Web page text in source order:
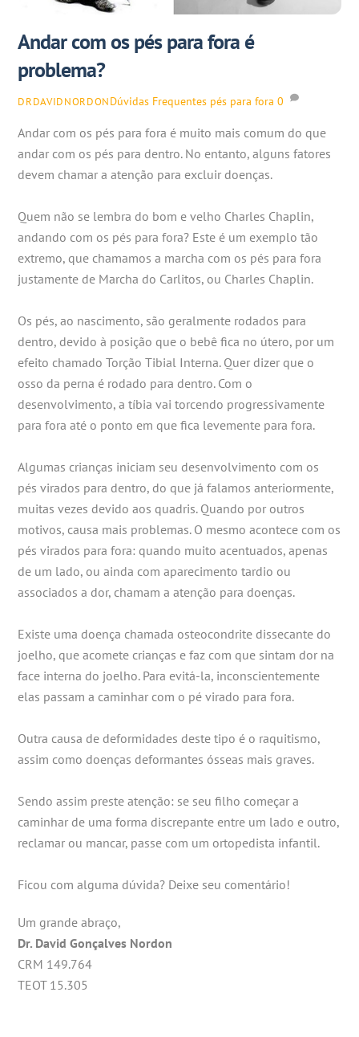
Andar com os pés para fora é
problema?
DRDAVIDNORDONDúvidas Frequentes pés para fora 0
Andar com os pés para fora é muito mais comum do que
andar com os pés para dentro. No entanto, alguns fatores
devem chamar a atenção para excluir doenças.
Quem não se lembra do bom e velho Charles Chaplin,
andando com os pés para fora? Este é um exemplo tão
extremo, que chamamos a marcha com os pés para fora
justamente de Marcha do Carlitos, ou Charles Chaplin.
Os pés, ao nascimento, são geralmente rodados para
dentro, devido à posição que o bebê fica no útero, por um
efeito chamado Torção Tibial Interna. Quer dizer que o
osso da perna é rodado para dentro. Com o
desenvolvimento, a tíbia vai torcendo progressivamente
para fora até o ponto em que fica levemente para fora.
Algumas crianças iniciam seu desenvolvimento com os
pés virados para dentro, do que já falamos anteriormente,
muitas vezes devido aos quadris. Quando por outros
motivos, causa mais problemas. O mesmo acontece com os
pés virados para fora: quando muito acentuados, apenas
de um lado, ou ainda com aparecimento tardio ou
associados a dor, chamam a atenção para doenças.
Existe uma doença chamada osteocondrite dissecante do
joelho, que acomete crianças e faz com que sintam dor na
face interna do joelho. Para evitá-la, inconscientemente
elas passam a caminhar com o pé virado para fora.
Outra causa de deformidades deste tipo é o raquitismo,
assim como doenças deformantes ósseas mais graves.
Sendo assim preste atenção: se seu filho começar a
caminhar de uma forma discrepante entre um lado e outro,
reclamar ou mancar, passe com um ortopedista infantil.
Ficou com alguma dúvida? Deixe seu comentário!
Um grande abraço,
Dr. David Gonçalves Nordon
CRM 149.764
TEOT 15.305